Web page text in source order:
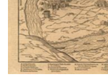
Inventaires du
Systèmes
HArpage
La formation QGIS